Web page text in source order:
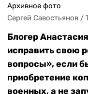
Архивное фото
Сергей Савостьянов /
Блогер
исправить свою
вопросы», если
приобретение
военных, а не